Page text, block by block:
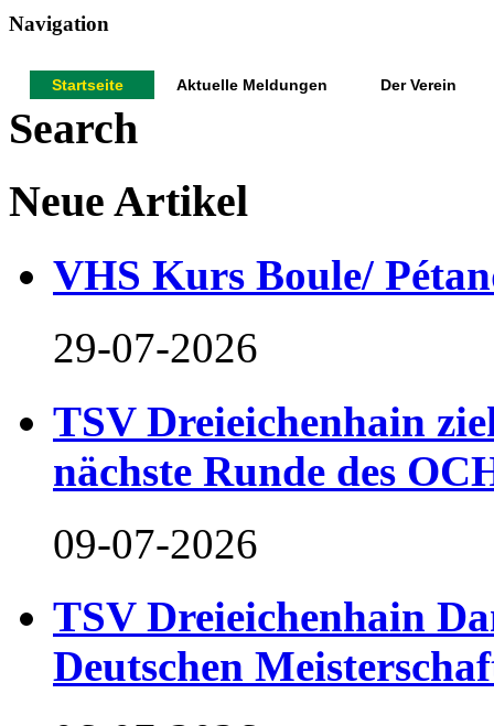
Navigation
Startseite Aktuelle Meldungen Der Verein
Search
Neue Artikel
VHS Kurs Boule/
29-07-2026
TSV Dreieichenhain
nächste Runde des
09-07-2026
TSV Dreieichenhain
Deutschen